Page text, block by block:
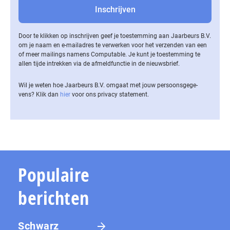
Door te klikken op inschrijven geef je toestemming aan Jaarbeurs B.V.
om je naam en e-mailadres te verwerken voor het verzenden van een
of meer mailings namens Computable. Je kunt je toestemming te
allen tijde intrekken via de af­meld­func­tie in de nieuwsbrief.
Wil je weten hoe Jaarbeurs B.V. omgaat met jouw per­soons­ge­ge­
vens? Klik dan hier voor ons privacy statement.
Populaire
berichten
Schwarz